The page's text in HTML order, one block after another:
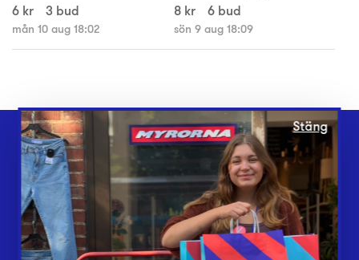
6 kr
3 bud
mån 10 aug 18:02
8 kr
6 bud
sön 9 aug 18:09
Webbshop
Butiker
Lämna in
Vårt överskott
Stäng